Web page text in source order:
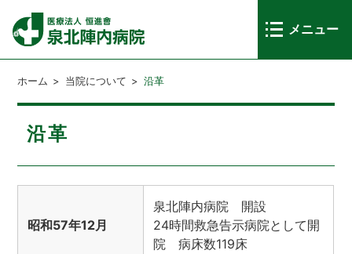
メニュー
ホーム > 当院について > 沿革
沿革
昭和57年12月
泉北陣内病院 開設
24時間救急告示病院として開
院 病床数119床